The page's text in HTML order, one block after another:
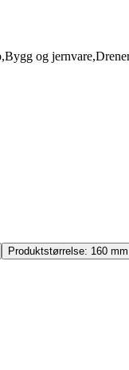
og
Produktstørrelse: 160